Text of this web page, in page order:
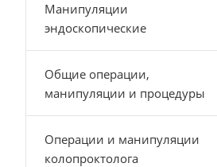
Манипуляции
эндоскопические
Общие операции,
манипуляции и процедуры
Операции и манипуляции
колопроктолога